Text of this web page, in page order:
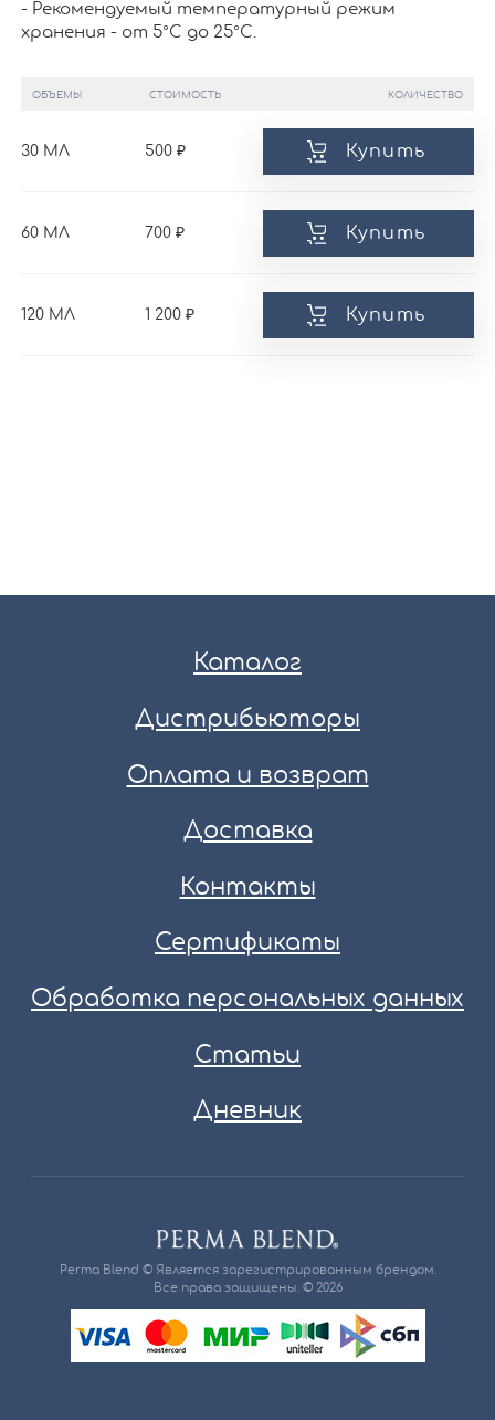
- Рекомендуемый температурный режим
хранения - от 5°С до 25°С.
ОБЪЕМЫ СТОИМОСТЬ КОЛИЧЕСТВО
30 МЛ 500 Купить
60 МЛ 700 Купить
120 МЛ 1 200 Купить
Каталог
Дистрибьюторы
Оплата и возврат
Доставка
Контакты
Сертификаты
Обработка персональных данных
Статьи
Дневник
Perma Blend © Является зарегистрированным брендом.
Все права защищены. © 2026